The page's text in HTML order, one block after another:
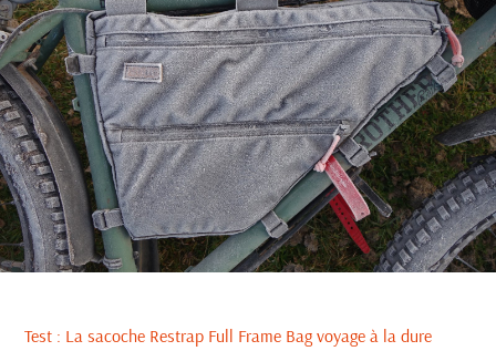
Test : La sacoche Restrap Full Frame Bag voyage à la dure